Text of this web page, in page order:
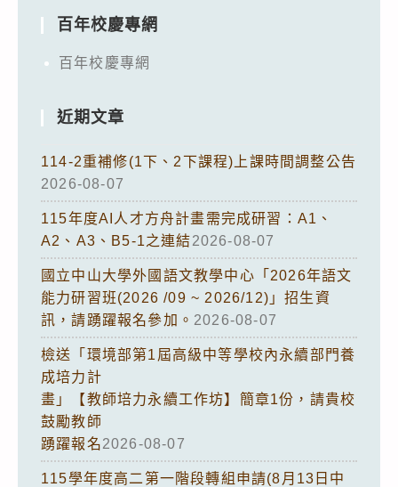
百年校慶專網
百年校慶專網
近期文章
114-2重補修(1下、2下課程)上課時間調整公告
2026-08-07
115年度AI人才方舟計畫需完成研習：A1、
A2、A3、B5-1之連結2026-08-07
國立中山大學外國語文教學中心「2026年語文
能力研習班(2026 /09 ~ 2026/12)」招生資
訊，請踴躍報名參加。 2026-08-07
檢送「環境部第1屆高級中等學校內永續部門養
成培力計
畫」【教師培力永續工作坊】簡章1份，請貴校
鼓勵教師
踴躍報名2026-08-07
115學年度高二第一階段轉組申請(8月13日中